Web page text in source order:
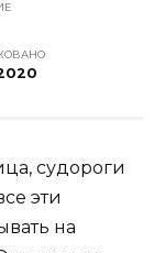
судороги
эти
на